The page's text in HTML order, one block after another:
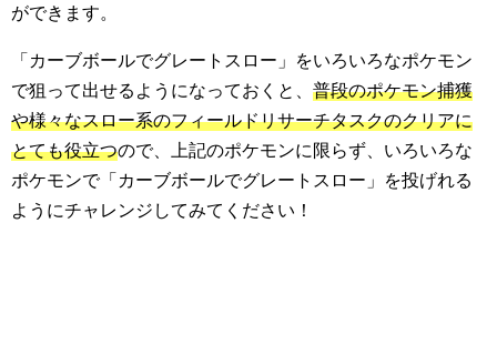
ができます。
「カーブボールでグレートスロー」をいろいろなポケモン
で狙って出せるようになっておくと、 普段のポケモン捕獲
や様々なスロー系のフィールドリサーチタスクのクリアに
とても役立つので、上記のポケモンに限らず、いろいろな
ポケモンで「カーブボールでグレートスロー」を投げれる
ようにチャレンジしてみてください！